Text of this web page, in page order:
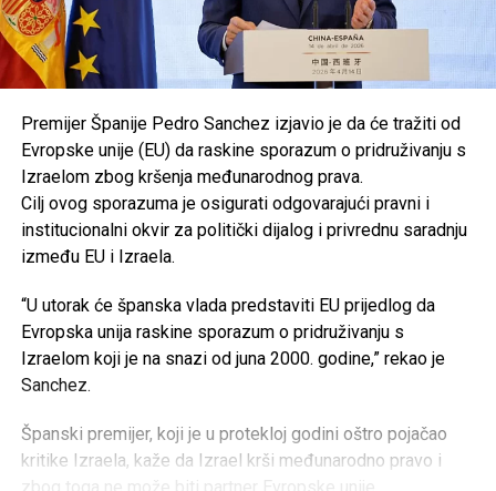
Premijer Španije Pedro Sanchez izjavio je da će tražiti od
Evropske unije (EU) da raskine sporazum o pridruživanju s
Izraelom zbog kršenja međunarodnog prava.
Cilj ovog sporazuma je osigurati odgovarajući pravni i
institucionalni okvir za politički dijalog i privrednu saradnju
između EU i Izraela.
“U utorak će španska vlada predstaviti EU prijedlog da
Evropska unija raskine sporazum o pridruživanju s
Izraelom koji je na snazi od juna 2000. godine,” rekao je
Sanchez.
Španski premijer, koji je u protekloj godini oštro pojačao
kritike Izraela, kaže da Izrael krši međunarodno pravo i